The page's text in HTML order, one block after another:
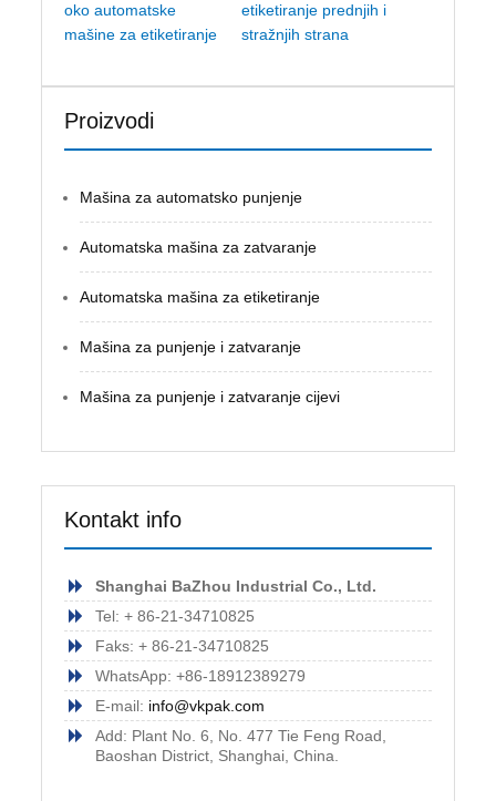
oko automatske
mašine za etiketiranje
etiketiranje prednjih i
stražnjih strana
Proizvodi
Mašina za automatsko punjenje
Automatska mašina za zatvaranje
Automatska mašina za etiketiranje
Mašina za punjenje i zatvaranje
Mašina za punjenje i zatvaranje cijevi
Kontakt info
Shanghai BaZhou Industrial Co., Ltd.
Tel: + 86-21-34710825
Faks: + 86-21-34710825
WhatsApp: +86-18912389279
E-mail: info@vkpak.com
Add: Plant No. 6, No. 477 Tie Feng Road,
Baoshan District, Shanghai, China.